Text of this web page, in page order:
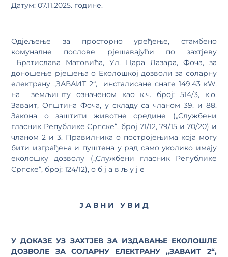
Датум: 07.11.2025. године.
Одјељење за просторно уређење, стамбено
комуналне послове рјешавајући по захтјеву
Братислава Матовића, Ул. Цара Лазара, Фоча, за
доношење рјешења о Eколошкој дозволи за соларну
електрану „ЗАВАИТ 2“, инсталисане снаге 149,43 кW,
на земљишту означеном као к.ч. број: 514/3, к.о.
Заваит, Општина Фоча, у складу са чланом 39. и 88.
Закона о заштити животне средине („Службени
гласник Републике Српске“, број 71/12, 79/15 и 70/20) и
чланом 2 и 3. Правилника о постројењима која могу
бити изграђена и пуштена у рад само уколико имају
еколошку дозволу („Службени гласник Републике
Српске“, број: 124/12), о б ј а в љ у ј е
Ј А В Н И У В И Д
У ДОКАЗЕ УЗ ЗАХТЈЕВ ЗА ИЗДАВАЊЕ ЕКОЛОШЛЕ
ДОЗВОЛЕ ЗА СОЛАРНУ ЕЛЕКТРАНУ „ЗАВАИТ 2“,